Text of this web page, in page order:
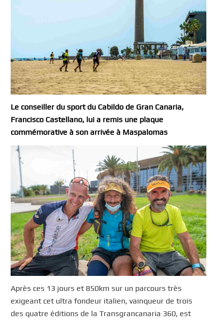
Le conseiller du sport du Cabildo de Gran Canaria,
Francisco Castellano, lui a remis une plaque
commémorative à son arrivée à Maspalomas
Après ces 13 jours et 850km sur un parcours très
exigeant cet ultra fondeur italien, vainqueur de trois
des quatre éditions de la Transgrancanaria 360, est